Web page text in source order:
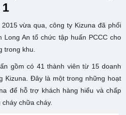
vừa qua, công ty Kizuna đã phối
Long An tổ chức tập huấn PCCC cho
trong khu.
gồm có 41 thành viên từ 15 doanh
Kizuna. Đây là một trong những hoạt
để hỗ trợ khách hàng hiểu và chấp
chữa cháy.